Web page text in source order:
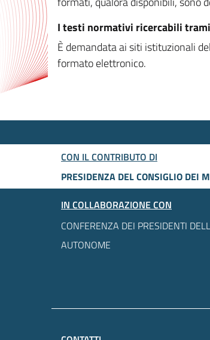
I testi normativi ricercabili
È demandata ai siti istituzionali
formato elettronico.
CON IL CONTRIBUTO DI
PRESIDENZA DEL CONSIGLIO DEI
IN COLLABORAZIONE CON
CONFERENZA DEI PRESIDENTI
AUTONOME